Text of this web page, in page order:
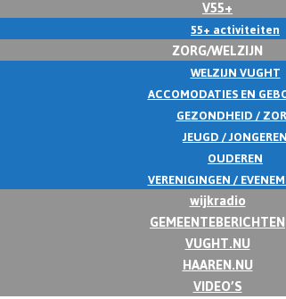
V55+
55+ activiteiten
ZORG/WELZIJN
WELZIJN VUGHT
ACCOMODATIES EN
GEZONDHEID /
JEUGD /
OUDEREN
VERENIGINGEN /
wijkradio
GEMEENTEBERICHTEN
VUGHT.NU
HAAREN.NU
VIDEO’S